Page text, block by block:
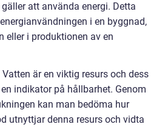
att använda energi. Detta
i en byggnad,
eller i produktionen av en
är en viktig resurs och dess
indikator på hållbarhet. Genom
kan man bedöma hur
utnyttjar denna resurs och vidta